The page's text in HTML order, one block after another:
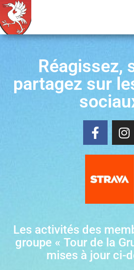
Gruyère
Réagissez,
partagez sur
Les activités des
groupe « Tour de la
mises à jour ci-